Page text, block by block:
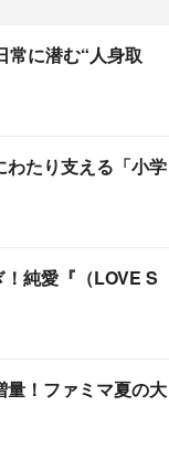
常に潜む“人身取
わたり支える「小学
純愛『（LOVE S
量！ファミマ夏の大